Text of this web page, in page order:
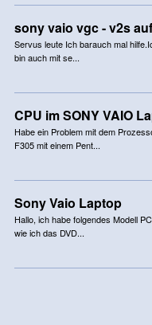
sony vaio vgc - v2s
Servus leute Ich barauch mal
bin auch mit se...
CPU im SONY VAIO
Habe ein Problem mit dem
F305 mit einem Pent...
Sony Vaio Laptop
Hallo, ich habe folgendes Modell
wie ich das DVD...